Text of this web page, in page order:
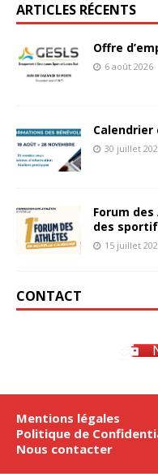
ARTICLES RÉCENTS
Offre
6 août 2026
30 juillet
Forum
des
15 juillet
CONTACT
Mentions légales
Politique de
Nous contacter